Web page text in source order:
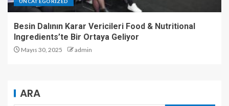
UNCATEGORIZED
Besin Dalının Karar Vericileri Food & Nutritional
Ingredients’te Bir Ortaya Geliyor
Mayıs 30, 2025 admin
ARA